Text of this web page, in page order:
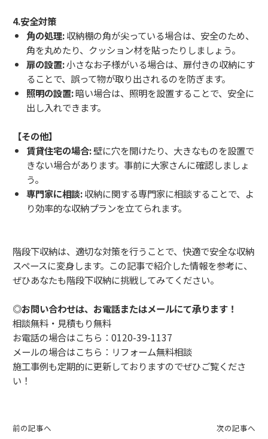
4.安全対策
角の処理:収納棚の角が尖っている場合は、安全のため、
角を丸めたり、クッション材を貼ったりしましょう。
扉の設置:小さなお子様がいる場合は、扉付きの収納にす
ることで、誤って物が取り出されるのを防ぎます。
照明の設置:暗い場合は、照明を設置することで、安全に
出し入れできます。
【その他】
賃貸住宅の場合:壁に穴を開けたり、大きなものを設置で
きない場合があります。事前に大家さんに確認しましょ
う。
専門家に相談:収納に関する専門家に相談することで、よ
り効率的な収納プランを立てられます。
階段下収納は、適切な対策を行うことで、快適で安全な収納
スペースに変身します。この記事で紹介した情報を参考に、
ぜひあなたも階段下収納に挑戦してみてください。
◎お問い合わせは、お電話またはメールにて承ります！
相談無料・見積もり無料
お電話の場合はこちら： 0120-39-1137
メールの場合はこちら： リフォーム無料相談
施工事例も定期的に更新しておりますのでぜひご覧くださ
い！
前の記事へ 次の記事へ